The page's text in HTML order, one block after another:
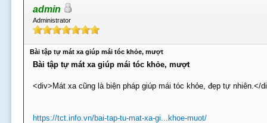
admin
Administrator
Bài tập tự mát xa giúp mái tóc khỏe, mượt
Bài tập tự mát xa giúp mái tóc khỏe, mượt
<div>Mát xa cũng là biện pháp giúp mái tóc khỏe, đẹp tự nhiên.</
https://tct.info.vn/bai-tap-tu-mat-xa-gi...khoe-muot/